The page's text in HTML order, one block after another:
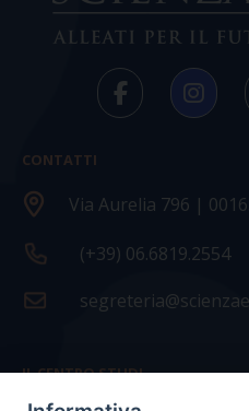
CONTATTI
Via Aurelia 796 |
(+39) 06.6819.2554
IL CENTRO STUDI